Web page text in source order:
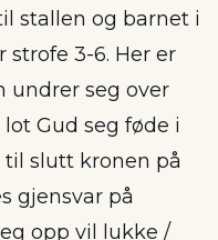
stallen og barnet i
strofe 3-6. Her er
undrer seg over
Gud seg føde i
til slutt kronen på
gjensvar på
opp vil lukke /